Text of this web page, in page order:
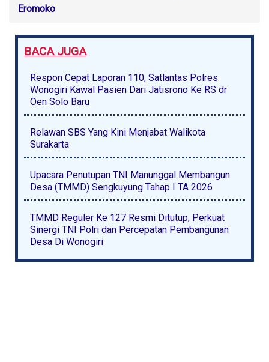
Eromoko
BACA JUGA
Respon Cepat Laporan 110, Satlantas Polres
Wonogiri Kawal Pasien Dari Jatisrono Ke RS dr
Oen Solo Baru
Relawan SBS Yang Kini Menjabat Walikota
Surakarta
Upacara Penutupan TNI Manunggal Membangun
Desa (TMMD) Sengkuyung Tahap I TA 2026
TMMD Reguler Ke 127 Resmi Ditutup, Perkuat
Sinergi TNI Polri dan Percepatan Pembangunan
Desa Di Wonogiri